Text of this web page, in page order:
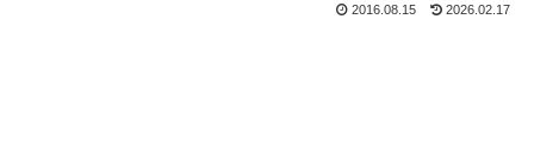
2016.08.15 2026.02.17